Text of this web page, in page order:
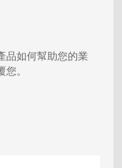
品如何幫助您的業
。